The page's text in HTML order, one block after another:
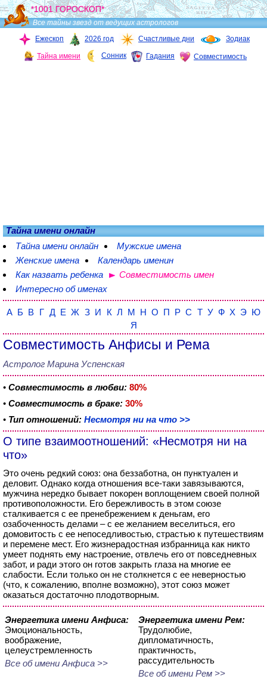
*1001 ГОРОСКОП*
Все тайны звезд от ведущих астрологов
Ежескоп
2026 год Счастливые дни Зодиак
Тайна имени Сонник Гадания Совместимость
Тайна имени онлайн
Тайна имени онлайн
Мужские имена
Женские имена
Календарь именин
Как назвать ребенка
Совместимость имен
Интересно об именах
А Б В Г Д Е Ж З И К Л М Н О П Р С Т У Ф Х Э Ю
Я
Совместимость Анфисы и Рема
Астролог Марина Успенская
• Совместимость в любви: 80%
• Совместимость в браке: 30%
• Тип отношений: Несмотря ни на что >>
О типе взаимоотношений: «Несмотря ни на
что»
Это очень редкий союз: она беззаботна, он пунктуален и
деловит. Однако когда отношения все-таки завязываются,
мужчина нередко бывает покорен воплощением своей полной
противоположности. Его бережливость в этом союзе
сталкивается с ее пренебрежением к деньгам, его
озабоченность делами – с ее желанием веселиться, его
домовитость с ее непоседливостью, страстью к путешествиям
и перемене мест. Его жизнерадостная избранница как никто
умеет поднять ему настроение, отвлечь его от повседневных
забот, и ради этого он готов закрыть глаза на многие ее
слабости. Если только он не столкнется с ее неверностью
(что, к сожалению, вполне возможно), этот союз может
оказаться достаточно плодотворным.
Энергетика имени Анфиса:
Эмоциональность,
воображение,
целеустремленность
Все об имени Анфиса >>
Энергетика имени Рем:
Трудолюбие,
дипломатичность,
практичность,
рассудительность
Все об имени Рем >>